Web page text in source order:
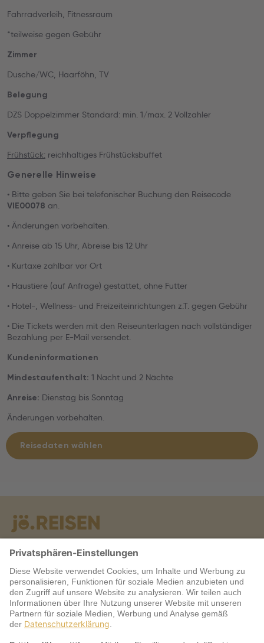
Fahrradverleih, Fitnessraum
*teilweise gegen Gebühr
Zimmer
Dusche/WC, Haarföhn, TV
Belegung
DZS Doppelzimmer Standard: min. 1/max. 2 Vollzahler
Verpflegung
Frühstück: reichhaltiges Frühstücksbuffet
Generelle Hinweise
• Bitte geben Sie bei telefonischer Buchung den Reisecode
VIE00078 an.
• Änderungen vorbehalten.
• Anreise ab 15 Uhr, Abreise bis 12 Uhr
• Kurtaxe zahlbar vor Ort
• Haustiere (auf Anfrage) gestattet, ohne Futter
• Hotel-, Wellness- und Freizeiteinrichtungen z.T. gegen Gebühr
• Die Tickets werden mit den Reiseunterlagen nach vollständiger
Bezahlung per E-Mail versendet.
Kundeninformationen
Mindestaufenthalt: 1 Nacht und 2 Nächte
Anreise: Dienstag bis Sonntag
Änderungen vorbehalten.
Reisedaten wählen
Warum jö?
Service
jö Bonus Club Partner